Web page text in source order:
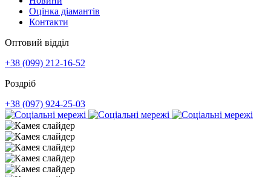
Оцінка діамантів
Контакти
Оптовий відділ
+38 (099) 212-16-52
Роздріб
+38 (097) 924-25-03